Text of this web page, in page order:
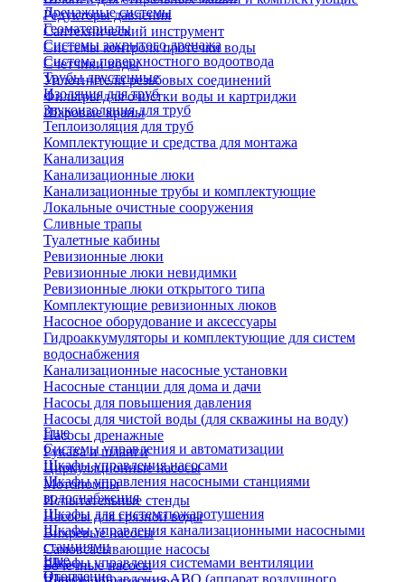
Редукторы давления
Сантехнический инструмент
Системы контроля протечки воды
Счетчики воды
Уплотнители резьбовых соединений
Фильтры для очистки воды и картриджи
Шаровые краны
Дренажные системы
Геоматериалы
Системы закрытого дренажа
Система поверхностного водоотвода
Трубы двустенные
Изоляция для труб
Звукоизоляция для труб
Теплоизоляция для труб
Комплектующие и средства для монтажа
Канализация
Канализационные люки
Канализационные трубы и комплектующие
Локальные очистные сооружения
Сливные трапы
Туалетные кабины
Ревизионные люки
Ревизионные люки невидимки
Ревизионные люки открытого типа
Комплектующие ревизионных люков
Насосное оборудование и аксессуары
Гидроаккумуляторы и комплектующие для систем
водоснабжения
Канализационные насосные установки
Насосные станции для дома и дачи
Насосы для повышения давления
Насосы для чистой воды (для скважины на воду)
Насосы дренажные
Рукава и шланги
Циркуляционные насосы
Мотопомпы
Испытательные стенды
Насосы для грязной воды
Вихревые насосы
Самовсасывающие насосы
Бочечные насосы
Еще
Системы управления и автоматизации
Шкафы управления насосами
Шкафы управления насосными станциями
водоснабжения
Шкафы для систем пожаротушения
Шкафы управления канализационными насосными
станциями
Шкафы управления системами вентиляции
Шкафы управления АВО (аппарат воздушного
Еще
Отопление